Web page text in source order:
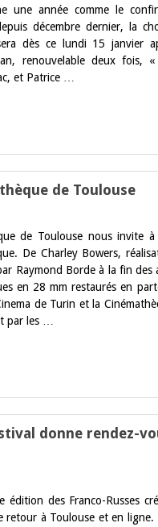
une année comme le
décembre dernier, la
dès ce lundi 15 janvier
renouvelable deux fois,
et Patrice …
de Toulouse
de Toulouse nous invite
De Charley Bowers,
Raymond Borde à la fin des
en 28 mm restaurés en
de Turin et la
par les …
donne rendez-
des Franco-Russes
à Toulouse et en ligne.